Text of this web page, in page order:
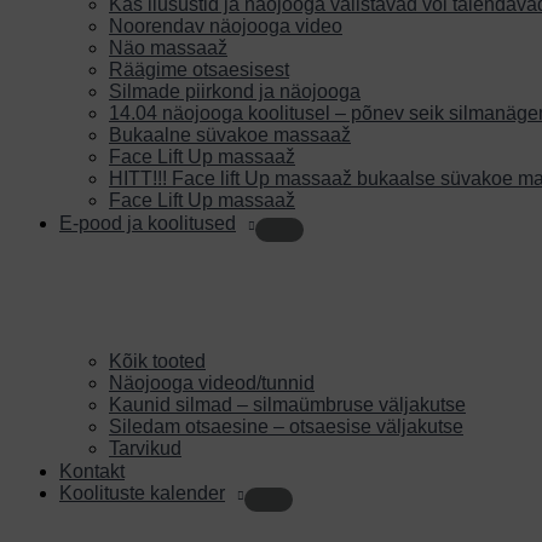
Kas ilusüstid ja näojooga välistavad või
Noorendav näojooga video
Näo massaaž
Räägime otsaesisest
Silmade piirkond ja näojooga
14.04 näojooga koolitusel – põnev seik
Bukaalne süvakoe massaaž
Face Lift Up massaaž
HITT!!! Face lift Up massaaž bukaalse süvakoe
Face Lift Up massaaž
E-pood ja koolitused
Kõik tooted
Näojooga videod/tunnid
Kaunid silmad – silmaümbruse väljakutse
Siledam otsaesine – otsaesise väljakutse
Tarvikud
Kontakt
Koolituste kalender